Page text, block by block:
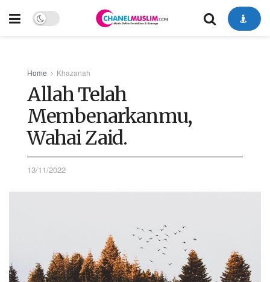
Home Khazanah
Allah Telah
Membenarkanmu,
Wahai Zaid.
13/11/2022